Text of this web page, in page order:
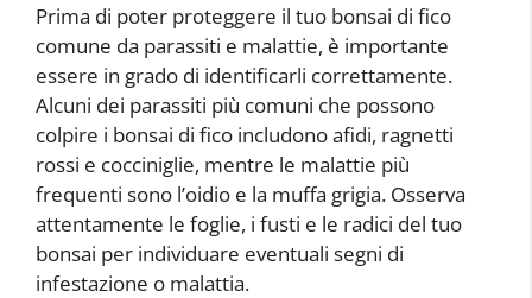
Prima di poter proteggere il tuo bonsai di fico
comune da parassiti e malattie, è importante
essere in grado di identificarli correttamente.
Alcuni dei parassiti più comuni che possono
colpire i bonsai di fico includono afidi, ragnetti
rossi e cocciniglie, mentre le malattie più
frequenti sono l’oidio e la muffa grigia. Osserva
attentamente le foglie, i fusti e le radici del tuo
bonsai per individuare eventuali segni di
infestazione o malattia.